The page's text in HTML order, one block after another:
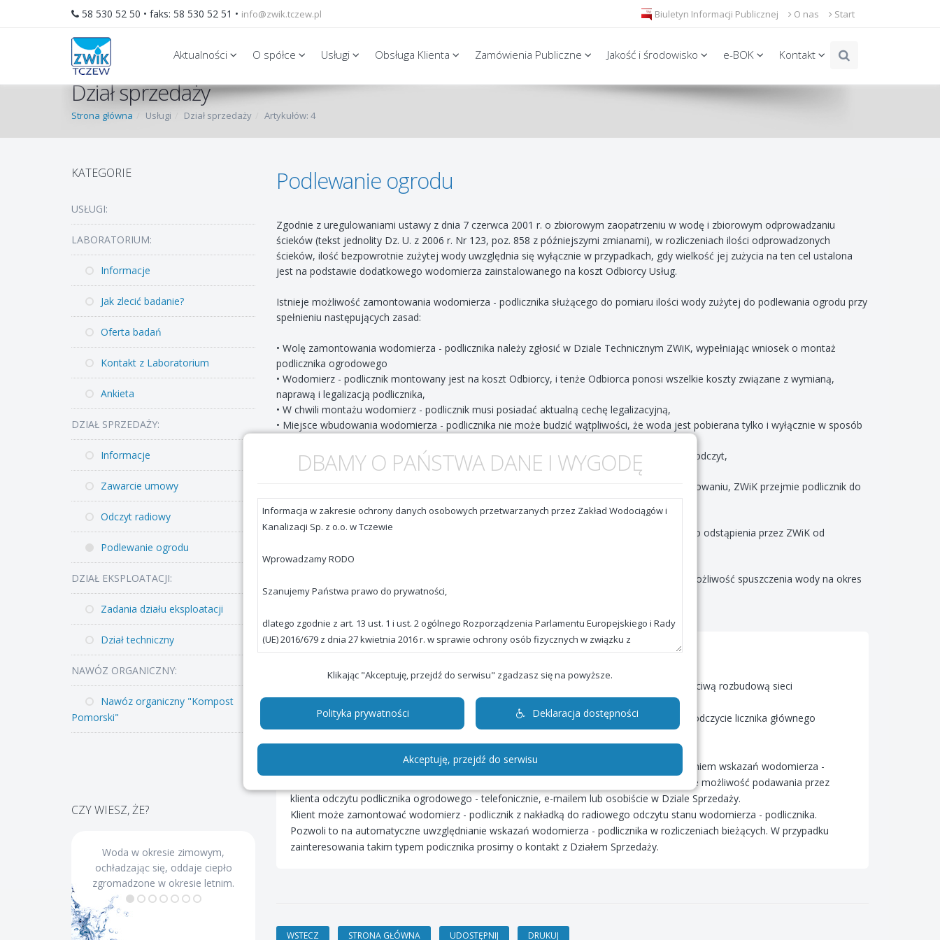
DBAMY O PAŃSTWA DANE I WYGODĘ
Klikając "Akceptuję, przejdź do serwisu" zgadzasz się na powyższe.
Polityka prywatności Deklaracja dostępności
Akceptuję, przejdź do serwisu
58 530 52 50 • faks: 58 530 52 51 • info@zwik.tczew.pl Biuletyn Informacji Publicznej O nas Start
Aktualności O spółce Usługi Obsługa Klienta Zamówienia Publiczne Jakość i środowisko e-BOK Kontakt
Dział sprzedaży
Strona główna Usługi Dział sprzedaży Artykułów: 4
KATEGORIE
USŁUGI:
LABORATORIUM:
Informacje
Jak zlecić badanie?
Oferta badań
Kontakt z Laboratorium
Ankieta
DZIAŁ SPRZEDAŻY:
Informacje
Zawarcie umowy
Odczyt radiowy
Podlewanie ogrodu
DZIAŁ EKSPLOATACJI:
Zadania działu eksploatacji
Dział techniczny
NAWÓZ ORGANICZNY:
Nawóz organiczny "Kompost
Pomorski"
CZY WIESZ, ŻE?
Woda w okresie zimowym,
ochładzając się, oddaje ciepło
zgromadzone w okresie letnim.
Ciało kobiety składa się w około
Waga, którą gubimy po
Średnie zużycie wody w Polsce to
Podlewanie ogrodu
Zgodnie z uregulowaniami ustawy z dnia 7 czerwca 2001 r. o zbiorowym zaopatrzeniu w wodę i zbiorowym odprowadzaniu
ścieków (tekst jednolity Dz. U. z 2006 r. Nr 123, poz. 858 z późniejszymi zmianami), w rozliczeniach ilości odprowadzonych
ścieków, ilość bezpowrotnie zużytej wody uwzględnia się wyłącznie w przypadkach, gdy wielkość jej zużycia na ten cel ustalona
jest na podstawie dodatkowego wodomierza zainstalowanego na koszt Odbiorcy Usług.
Istnieje możliwość zamontowania wodomierza - podlicznika służącego do pomiaru ilości wody zużytej do podlewania ogrodu przy
spełnieniu następujących zasad:
• Wolę zamontowania wodomierza - podlicznika należy zgłosić w Dziale Technicznym ZWiK, wypełniając wniosek o montaż
podlicznika ogrodowego
• Wodomierz - podlicznik montowany jest na koszt Odbiorcy, i tenże Odbiorca ponosi wszelkie koszty związane z wymianą,
naprawą i legalizacją podlicznika,
• W chwili montażu wodomierz - podlicznik musi posiadać aktualną cechę legalizacyjną,
• Miejsce wbudowania wodomierza - podlicznika nie może budzić wątpliwości, że woda jest pobierana tylko i wyłącznie w sposób
• Wodomierz - podlicznik winien być zamontowany w sposób umożliwiający jego swobodny odczyt,
Po sprawdzeniu prawidłowości montażu wodomierza - podlicznika i jego odpłatnym oplombowaniu, ZWiK przejmie podlicznik do
rozliczeń,
• Upływ okresu legalizacji wodomierza - podlicznika oraz zerwanie plomb będzie podstawą do odstąpienia przez ZWiK od
• Przed wodomierzem - podlicznikiem musi być wbudowany zawór odcinający dopływ wody,
• Odcinek instalacji za wodomierzem - podlicznikiem winien być tak wykonany, aby istniała możliwość spuszczenia wody na okres
zimy.
Ważne !!!
ZWiK nie odpowiada za spadki ciśnienia na instalacji wewnętrznej, spowodowane niewłaściwą rozbudową sieci
wewnętrznej, nieuwzględniającą średnicy wodomierza głównego.
Odczyt i rozliczenie z uwzględnieniem wskazań wodomierza - podlicznika następuje przy odczycie licznika głównego
dokonywanym przez pracownika ZWiK.
W przypadku odczytu licznika głównego drogą radiową - odczyt i rozliczenie z uwzględnieniem wskazań wodomierza -
podlicznika ogrodowego następuje raz w roku w miesiącach październik - listopad. Istnieje możliwość podawania przez
klienta odczytu podlicznika ogrodowego - telefonicznie, e-mailem lub osobiście w Dziale Sprzedaży.
Klient może zamontować wodomierz - podlicznik z nakładką do radiowego odczytu stanu wodomierza - podlicznika.
Pozwoli to na automatyczne uwzględnianie wskazań wodomierza - podlicznika w rozliczeniach bieżących. W przypadku
zainteresowania takim typem podicznika prosimy o kontakt z Działem Sprzedaży.
WSTECZ STRONA GŁÓWNA UDOSTĘPNIJ DRUKUJ